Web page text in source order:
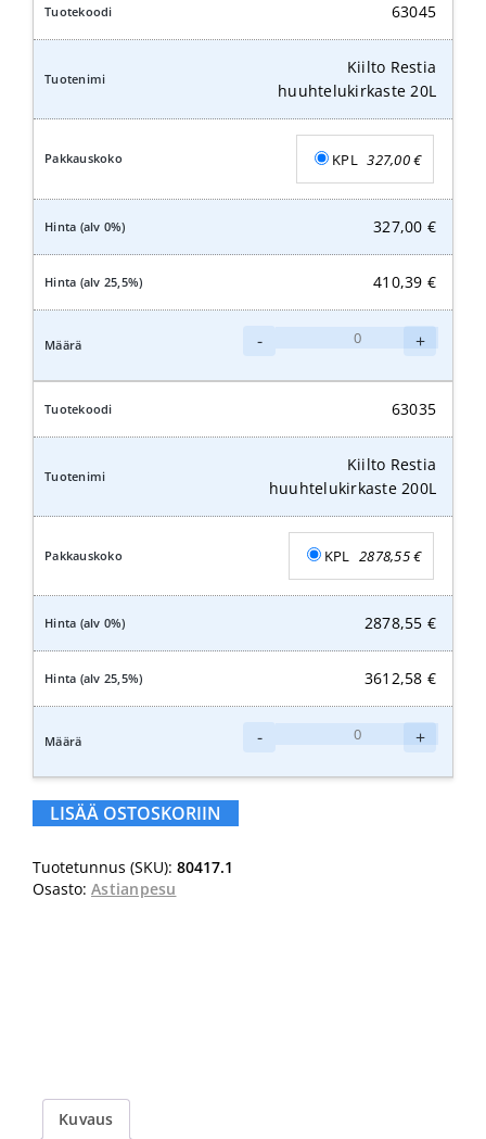
määrä
63045
Kiilto Restia
huuhtelukirkaste 20L
KPL 327,00€
327,00 €
410,39 €
-
huuhtelukirkaste
+
63035
Kiilto Restia
huuhtelukirkaste 200L
KPL 2878,55€
2878,55 €
3612,58 €
-
huuhtelukirkaste
+
LISÄÄ OSTOSKORIIN
Tuotetunnus (SKU): 80417.1
Osasto: Astianpesu
Kuvaus